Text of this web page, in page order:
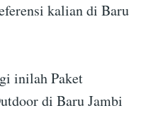
kalian di Baru
inilah Paket
di Baru Jambi